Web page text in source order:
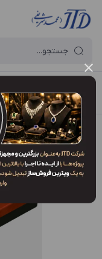
آرایه و جعبه جواهر تهران /